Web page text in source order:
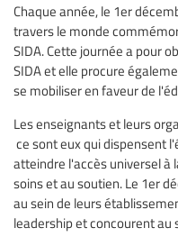
Chaque année, le 1er
travers le monde
SIDA. Cette journée a pour
SIDA et elle procure
se mobiliser en faveur de
Les enseignants et leurs
ce sont eux qui dispensent
atteindre l'accès universel à
soins et au soutien. Le 1er
au sein de leurs
leadership et concourent au